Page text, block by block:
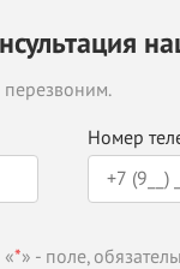
ВЫГОДНОЕ
Двери фабрики
выгодным
перезвоним.
Номер
«*» - поле,